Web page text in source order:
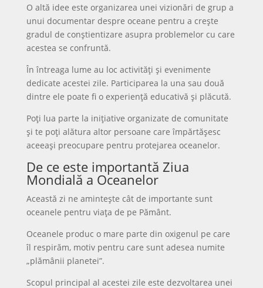
O altă idee este organizarea unei vizionări de grup a
unui documentar despre oceane pentru a crește
gradul de conștientizare asupra problemelor cu care
acestea se confruntă.
În întreaga lume au loc activități și evenimente
dedicate acestei zile. Participarea la una sau două
dintre ele poate fi o experiență educativă și plăcută.
Poți lua parte la inițiative organizate de comunitate
și te poți alătura altor persoane care împărtășesc
aceeași preocupare pentru protejarea oceanelor.
De ce este importantă Ziua
Mondială a Oceanelor
Această zi ne amintește cât de importante sunt
oceanele pentru viața de pe Pământ.
Oceanele produc o mare parte din oxigenul pe care
îl respirăm, motiv pentru care sunt adesea numite
„plămânii planetei”.
Scopul principal al acestei zile este dezvoltarea unei